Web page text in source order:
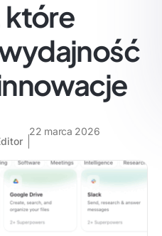
które
22 marca 2026